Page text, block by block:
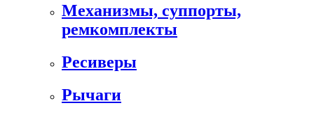
Механизмы, суппорты,
ремкомплекты
Ресиверы
Рычаги